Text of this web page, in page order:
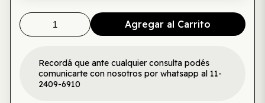
Agregar al Carrito
Recordá que ante cualquier consulta podés
comunicarte con nosotros por whatsapp al 11-
2409-6910